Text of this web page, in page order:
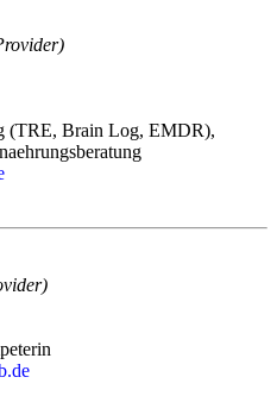
(TRE, Brain Log, EMDR),